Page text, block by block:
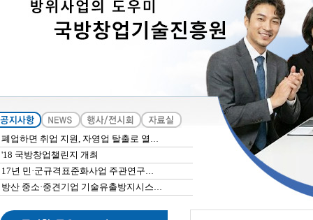
폐업하면 취업 지원, 자영업 탈출로 열어주길
'18 국방창업챌린지 개최
17년 민·군규격표준화사업 주관연구기관 선정을 위한 제안서 공모
방산 중소·중견기업 기술유출방지시스템 구축지원 사업 공고